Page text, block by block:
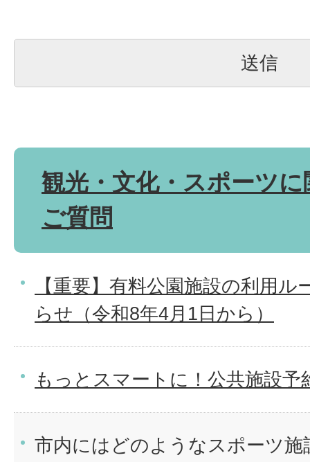
観光・文化・スポーツ
ご質問
【重要】有料公園施設の利用
らせ（令和8年4月1日から）
もっとスマートに！公共施設予
市内にはどのようなスポーツ